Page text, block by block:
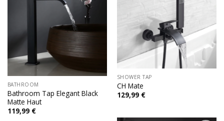
Add to
wishlist
BATHROOM
Bathroom Tap Elegant Black
Matte Haut
119,99 €
wishlist
SHOWER TAP
CH Mate
129,99 €